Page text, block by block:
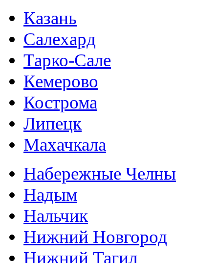
Казань
Салехард
Тарко-Сале
Кемерово
Кострома
Липецк
Махачкала
Набережные Челны
Надым
Нальчик
Нижний Новгород
Нижний Тагил